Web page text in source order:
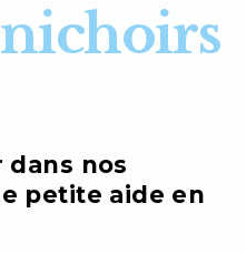
dans nos
petite aide en